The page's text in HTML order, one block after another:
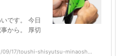
です。 今日
から。 厚切
17/toushi-shisyutsu-minaosh...